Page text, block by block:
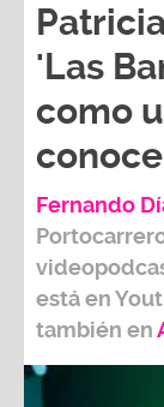
'Las
como
Fernando
está en
también en